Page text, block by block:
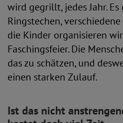
wird gegrillt, jedes Jahr.
Ringstechen,
die Kinder organisieren
Faschingsfeier. Die
das zu schätzen, und
einen starken Zulauf.
Ist das nicht